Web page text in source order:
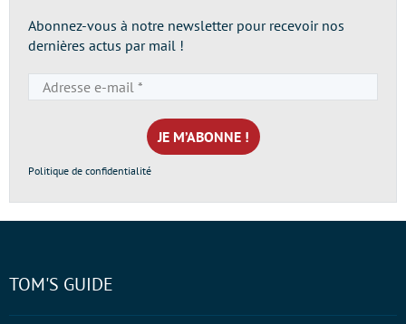
Abonnez-vous à notre newsletter pour recevoir nos
dernières actus par mail !
e-
mail
*
Politique de confidentialité
TOM'S GUIDE